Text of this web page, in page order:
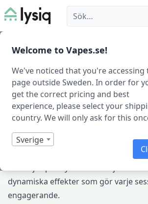
Welcome to Vapes.se!
We've noticed that you're accessing
page outside Sweden. In order for
get the correct pricing and best
experience, please select your
country. We will only ask for this
Sverige
Lysiq
Hem/Belysning/ RGB belysning
RGB BELYSNING
Upptäck hur RGB belysning kan
spelrum. På Lysiq erbjuder vi ett
gaming lampor och belysning som
Våra LED lampor erbjuder
ljusintensitet, vilket skapar den
för varje spel. Synkronisera ljuset
dynamiska effekter som gör varje
engagerande.